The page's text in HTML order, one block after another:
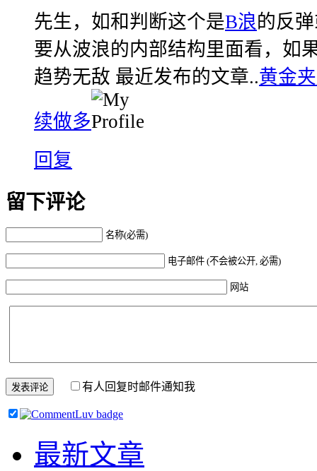
先生，如和判断这个是B浪的反
要从波浪的内部结构里面看，如
趋势无敌 最近发布的文章..黄金
续做多
回复
留下评论
名称(必需)
电子邮件 (不会被公开, 必需)
网站
有人回复时邮件通知我
最新文章